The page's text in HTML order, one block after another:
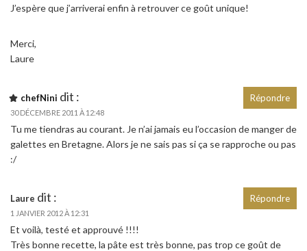
J’espère que j’arriverai enfin à retrouver ce goût unique!
Merci,
Laure
chefNini dit :
30 DÉCEMBRE 2011 À 12:48
Tu me tiendras au courant. Je n’ai jamais eu l’occasion de manger de
galettes en Bretagne. Alors je ne sais pas si ça se rapproche ou pas
:/
Répondre
Laure dit :
1 JANVIER 2012 À 12:31
Et voilà, testé et approuvé !!!!
Très bonne recette, la pâte est très bonne, pas trop ce goût de
Répondre